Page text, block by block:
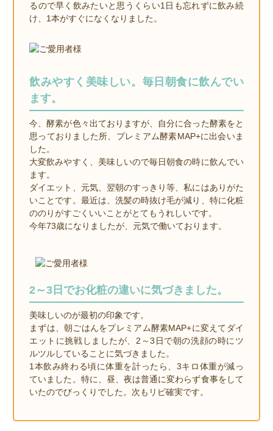
るので早く飲みたいと思うくらい1日も忘れずに飲み続
け、1本がすぐになくなりました。
飲みやすく美味しい。毎日朝食に飲んでい
ます。
今、酵素が色々出ておりますが、自分に合った酵素をと
思っておりました所、プレミアム酵素MAP+に出会いま
した。
大変飲みやすく、美味しいので毎日朝食の時に飲んでい
ます。
ダイエット、元気、翌朝のすっきり等、私にはありがた
いことです。最近は、洗髪の時抜け毛が減り、特に化粧
ののりがすごくいいことがとてもうれしいです。
今年73歳になりましたが、元気で働いております。
2～3日でお化粧の違いに気づきました。
美味しいのが最初の印象です。
まずは、朝ごはんをプレミアム酵素MAP+に変えてダイ
エットに挑戦しましたが、2～3日で朝の洗顔の時にツ
ルツルしていることに気づきました。
1本飲み終わる頃に体重を計ったら、3キロ体重が減っ
ていました。特に、昼、夜は普通に変わらず食事をして
いたのでびっくりでした。次もリピ確実です。